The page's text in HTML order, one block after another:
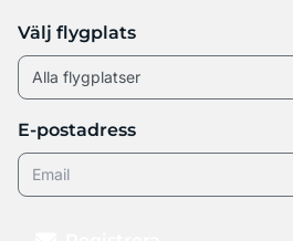
Välj flygplats
E-postadress